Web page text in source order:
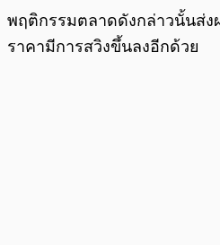
พฤติกรรมตลาดดังกล่าวนั้นส่งผ
ราคามีการสวิงขึ้นลงอีกด้วย